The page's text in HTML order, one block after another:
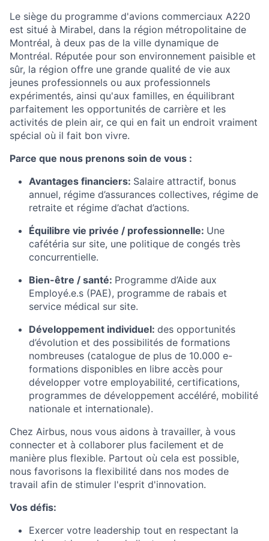
Le siège du programme d'avions commerciaux A220
est situé à Mirabel, dans la région métropolitaine de
Montréal, à deux pas de la ville dynamique de
Montréal. Réputée pour son environnement paisible et
sûr, la région offre une grande qualité de vie aux
jeunes professionnels ou aux professionnels
expérimentés, ainsi qu'aux familles, en équilibrant
parfaitement les opportunités de carrière et les
activités de plein air, ce qui en fait un endroit vraiment
spécial où il fait bon vivre.
Parce que nous prenons soin de vous :
Avantages financiers: Salaire attractif, bonus
annuel, régime d’assurances collectives, régime de
retraite et régime d’achat d’actions.
Équilibre vie privée / professionnelle: Une
cafétéria sur site, une politique de congés très
concurrentielle.
Bien-être / santé: Programme d’Aide aux
Employé.e.s (PAE), programme de rabais et
service médical sur site.
Développement individuel: des opportunités
d’évolution et des possibilités de formations
nombreuses (catalogue de plus de 10.000 e-
formations disponibles en libre accès pour
développer votre employabilité, certifications,
programmes de développement accéléré, mobilité
nationale et internationale).
Chez Airbus, nous vous aidons à travailler, à vous
connecter et à collaborer plus facilement et de
manière plus flexible. Partout où cela est possible,
nous favorisons la flexibilité dans nos modes de
travail afin de stimuler l'esprit d'innovation.
Vos défis:
Exercer votre leadership tout en respectant la